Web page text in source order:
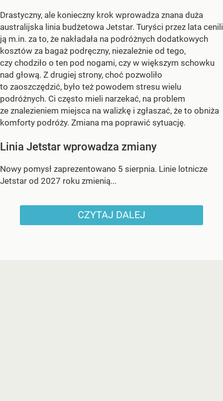
Drastyczny, ale konieczny krok wprowadza znana duża
australijska linia budżetowa Jetstar. Turyści przez lata cenili
ją m.in. za to, że nakładała na podróżnych dodatkowych
kosztów za bagaż podręczny, niezależnie od tego,
czy chodziło o ten pod nogami, czy w większym schowku
nad głową. Z drugiej strony, choć pozwoliło
to zaoszczędzić, było też powodem stresu wielu
podróżnych. Ci często mieli narzekać, na problem
ze znalezieniem miejsca na walizkę i zgłaszać, że to obniża
komforty podróży. Zmiana ma poprawić sytuację.
Linia Jetstar wprowadza zmiany
Nowy pomysł zaprezentowano 5 sierpnia. Linie lotnicze
Jetstar od 2027 roku zmienią...
CZYTAJ DALEJ